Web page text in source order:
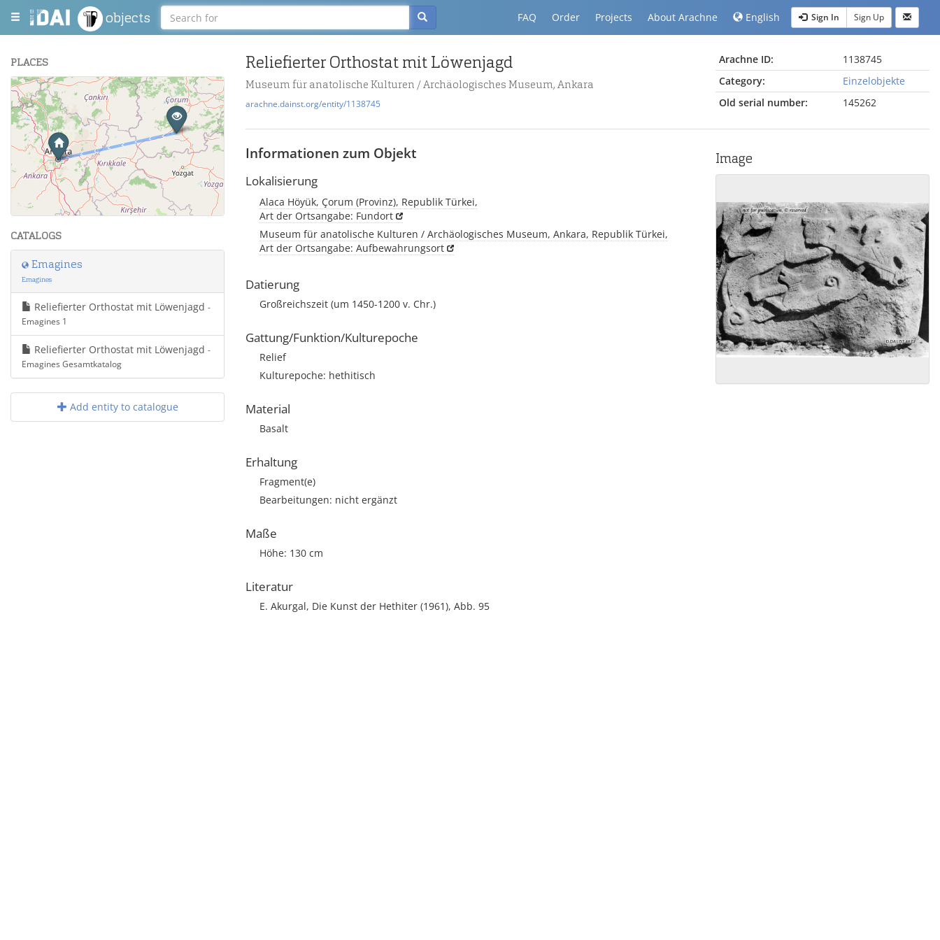
objects FAQ Order Projects About Arachne English Sign In Sign Up
PLACES
+
−
Leaflet| Maps and Data © OpenStreetMap
CATALOGS
Emagines
Emagines
Reliefierter Orthostat mit Löwenjagd -
Emagines 1
Reliefierter Orthostat mit Löwenjagd -
Emagines Gesamtkatalog
Add entity to catalogue
Reliefierter Orthostat mit Löwenjagd
Museum für anatolische Kulturen / Archäologisches Museum, Ankara
arachne.dainst.org/entity/1138745
Arachne ID:
1138745
Category:
Einzelobjekte
Old serial number:
145262
Informationen zum Objekt
Lokalisierung
Alaca Höyük, Çorum (Provinz), Republik Türkei,
Art der Ortsangabe: Fundort
Museum für anatolische Kulturen / Archäologisches Museum, Ankara, Republik Türkei,
Art der Ortsangabe: Aufbewahrungsort
Datierung
Großreichszeit (um 1450-1200 v. Chr.)
Gattung/Funktion/Kulturepoche
Relief
Kulturepoche: hethitisch
Material
Basalt
Erhaltung
Fragment(e)
Bearbeitungen: nicht ergänzt
Maße
Höhe: 130 cm
Literatur
E. Akurgal, Die Kunst der Hethiter (1961), Abb. 95
Image